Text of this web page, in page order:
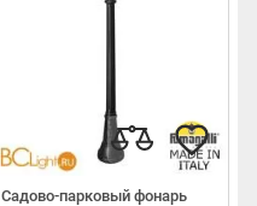
Садово-парковый фонарь